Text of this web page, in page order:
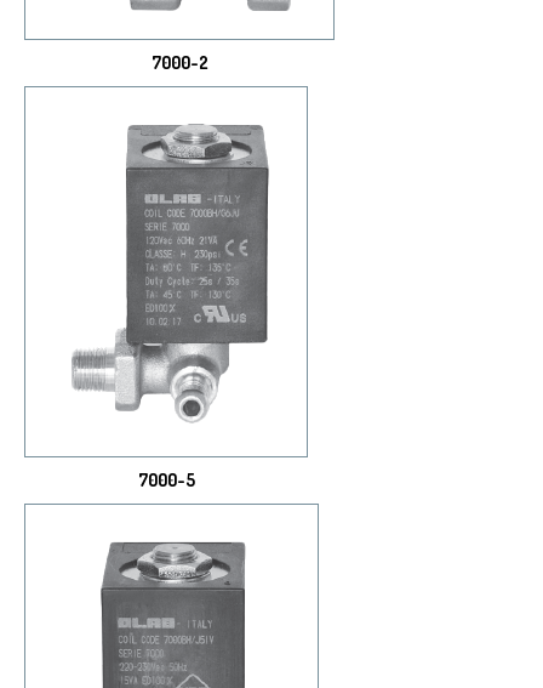
7000-2
7000-5